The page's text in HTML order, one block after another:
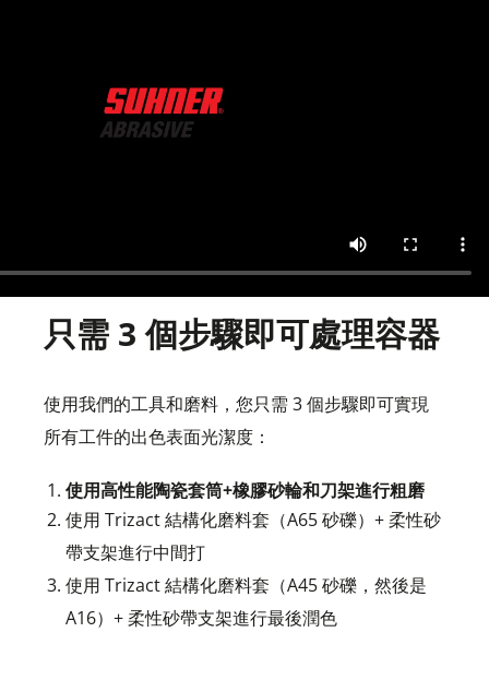
只需 3 個步驟即可處理容器
使用我們的工具和磨料，您只需 3 個步驟即可實現
所有工件的出色表面光潔度：
使用高性能陶瓷套筒+橡膠砂輪和刀架進行粗磨
使用 Trizact 結構化磨料套（A65 砂礫）+ 柔性砂
帶支架進行中間打
使用 Trizact 結構化磨料套（A45 砂礫，然後是
A16）+ 柔性砂帶支架進行最後潤色